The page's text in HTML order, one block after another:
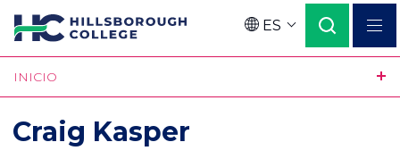
Pasar
contenido
principal
Language
ES
INICIO
Craig Kasper